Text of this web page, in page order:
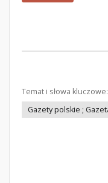
Temat i słowa kluczowe:
Gazety polskie ;